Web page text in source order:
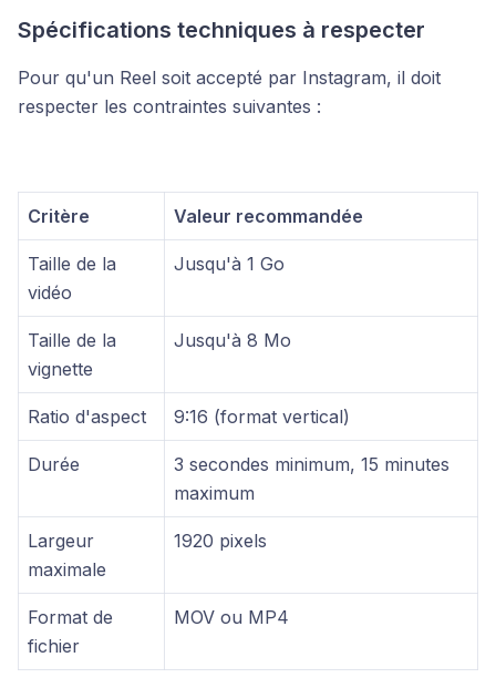
Spécifications techniques à respecter
Pour qu'un Reel soit accepté par Instagram, il doit
respecter les contraintes suivantes :
Critère Valeur recommandée
Taille de la
vidéo
Jusqu'à 1 Go
Taille de la
vignette
Jusqu'à 8 Mo
Ratio d'aspect 9:16 (format vertical)
Durée
3 secondes minimum, 15 minutes
maximum
Largeur
maximale
1920 pixels
Format de
fichier
MOV ou MP4